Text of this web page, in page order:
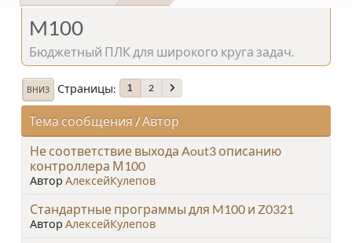
M100
Бюджетный ПЛК для широкого круга задач.
ВНИЗ Страницы 1 2
Тема сообщения / Автор
Не соответствие выхода Aout3 описанию
контроллера М100
Автор АлексейКулепов
Стандартные программы для M100 и Z0321
Автор АлексейКулепов